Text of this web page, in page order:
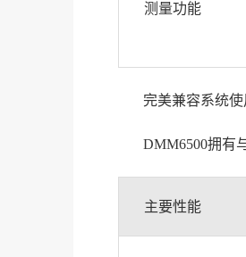
测量功能
完美兼容系统使
DMM6500拥有
主要性能